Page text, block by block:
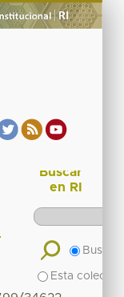
Buscar
en RI
Buscar
Esta